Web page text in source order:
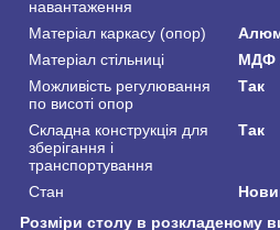
навантаження
Матеріал каркасу (опор)
Матеріал стільниці
МДФ
Можливість регулювання
по висоті опор
Так
Складна конструкція для
зберігання і
транспортування
Так
Стан
Розміри столу в розкладеному